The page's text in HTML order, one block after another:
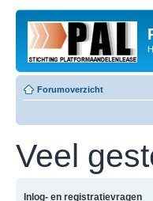
Forumoverzicht
Veel
Inlog- en registratievragen